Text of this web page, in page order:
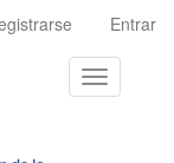
Entrar
Toggle
navigation